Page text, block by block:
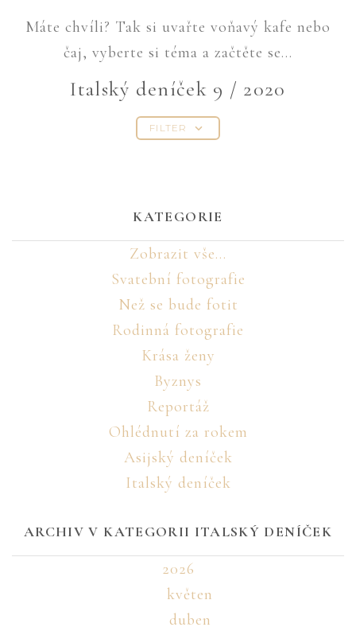
Máte chvíli? Tak si uvařte voňavý kafe nebo
čaj, vyberte si téma a začtěte se...
Italský deníček 9 / 2020
FILTER
KATEGORIE
Zobrazit vše...
Svatební fotografie
Než se bude fotit
Rodinná fotografie
Krása ženy
Byznys
Reportáž
Ohlédnutí za rokem
Asijský deníček
Italský deníček
ARCHIV V KATEGORII ITALSKÝ DENÍČEK
2026
květen
duben